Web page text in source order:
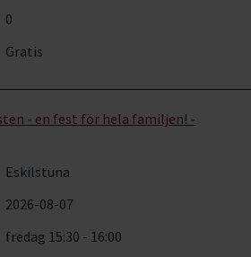
0
Gratis
- en fest för hela familjen! -
Eskilstuna
2026-08-07
fredag 15:30 - 16:00